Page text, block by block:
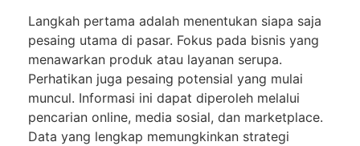
Langkah pertama adalah menentukan siapa saja
pesaing utama di pasar. Fokus pada bisnis yang
menawarkan produk atau layanan serupa.
Perhatikan juga pesaing potensial yang mulai
muncul. Informasi ini dapat diperoleh melalui
pencarian online, media sosial, dan marketplace.
Data yang lengkap memungkinkan strategi